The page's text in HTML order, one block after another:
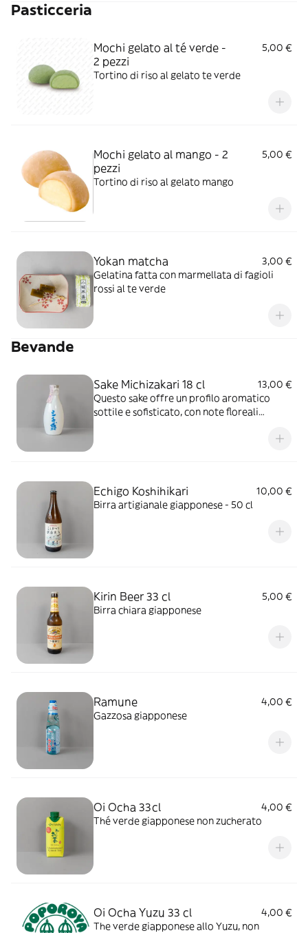
Pasticceria
Mochi gelato al té verde -
2 pezzi
5,00 €
Tortino di riso al gelato te verde
Mochi gelato al mango - 2
pezzi
5,00 €
Tortino di riso al gelato mango
Yokan matcha
3,00 €
Gelatina fatta con marmellata di fagioli
rossi al te verde
Bevande
Sake Michizakari 18 cl
13,00 €
Questo sake offre un profilo aromatico
sottile e sofisticato, con note floreali
Echigo Koshihikari
10,00 €
Birra artigianale giapponese - 50 cl
Kirin Beer 33 cl
5,00 €
Birra chiara giapponese
Ramune
4,00 €
Gazzosa giapponese
Oi Ocha 33cl
4,00 €
Thé verde giapponese non zucherato
Oi Ocha Yuzu 33 cl
4,00 €
The verde giapponese allo Yuzu, non